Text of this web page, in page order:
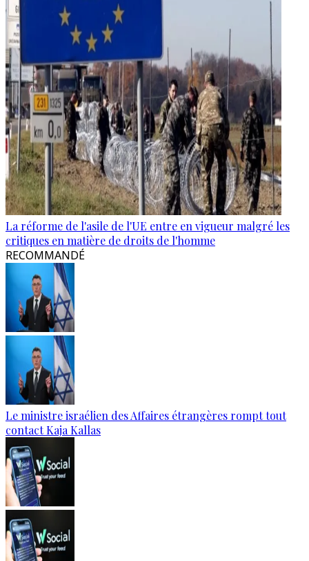
La réforme de l'asile de l'UE entre en vigueur malgré les
critiques en matière de droits de l'homme
RECOMMANDÉ
Le ministre israélien des Affaires étrangères rompt tout
contact Kaja Kallas